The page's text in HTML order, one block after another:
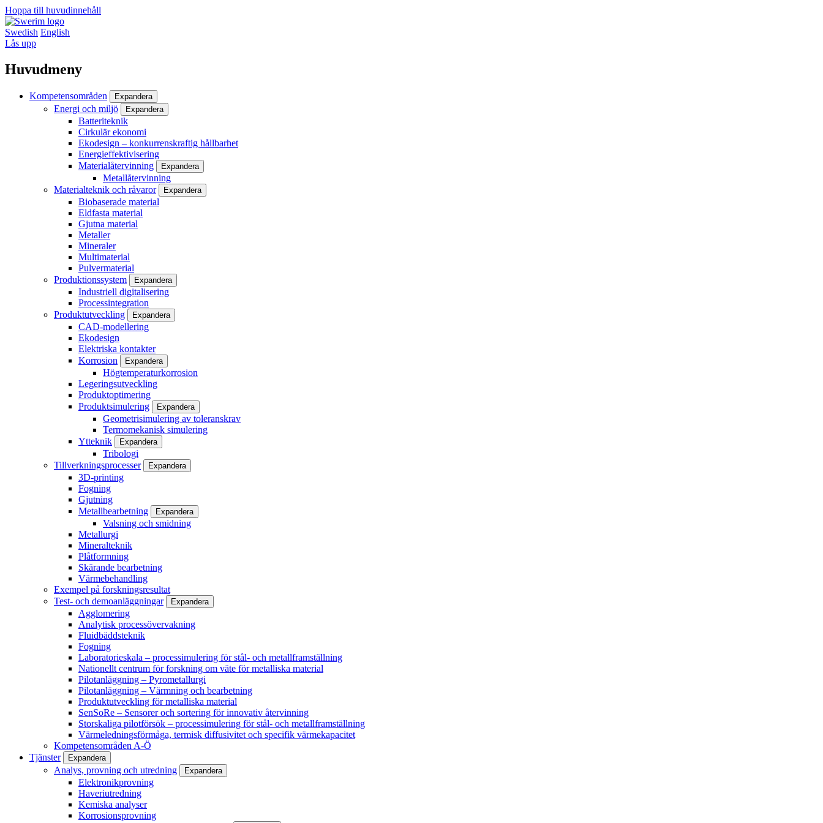
Hoppa till huvudinnehåll
Swedish English
Lås upp
Huvudmeny
Kompetensområden Expandera
Energi och miljö Expandera
Batteriteknik
Cirkulär ekonomi
Ekodesign – konkurrenskraftig hållbarhet
Energieffektivisering
Materialåtervinning
Expandera
Metallåtervinning
Materialteknik och råvaror
Expandera
Biobaserade material
Eldfasta material
Gjutna material
Metaller
Mineraler
Multimaterial
Pulvermaterial
Produktionssystem
Expandera
Industriell digitalisering
Processintegration
Produktutveckling
Expandera
CAD-modellering
Ekodesign
Elektriska kontakter
Korrosion
Expandera
Högtemperaturkorrosion
Legeringsutveckling
Produktoptimering
Produktsimulering
Expandera
Geometrisimulering av toleranskrav
Termomekanisk simulering
Ytteknik
Expandera
Tribologi
Tillverkningsprocesser
Expandera
3D-printing
Fogning
Gjutning
Metallbearbetning
Expandera
Valsning och smidning
Metallurgi
Mineralteknik
Plåtformning
Skärande bearbetning
Värmebehandling
Exempel på forskningsresultat
Test- och demoanläggningar
Expandera
Agglomering
Analytisk processövervakning
Fluidbäddsteknik
Fogning
Laboratorieskala – processimulering för stål- och metallframställning
Nationellt centrum för forskning om väte för metalliska material
Pilotanläggning – Pyrometallurgi
Pilotanläggning – Värmning och bearbetning
Produktutveckling för metalliska material
SenSoRe – Sensorer och sortering för innovativ återvinning
Storskaliga pilotförsök – processimulering för stål- och metallframställning
Värmeledningsförmåga, termisk diffusivitet och specifik värmekapacitet
Kompetensområden A-Ö
Tjänster
Expandera
Analys, provning och utredning Expandera
Elektronikprovning
Haveriutredning
Kemiska analyser
Korrosionsprovning